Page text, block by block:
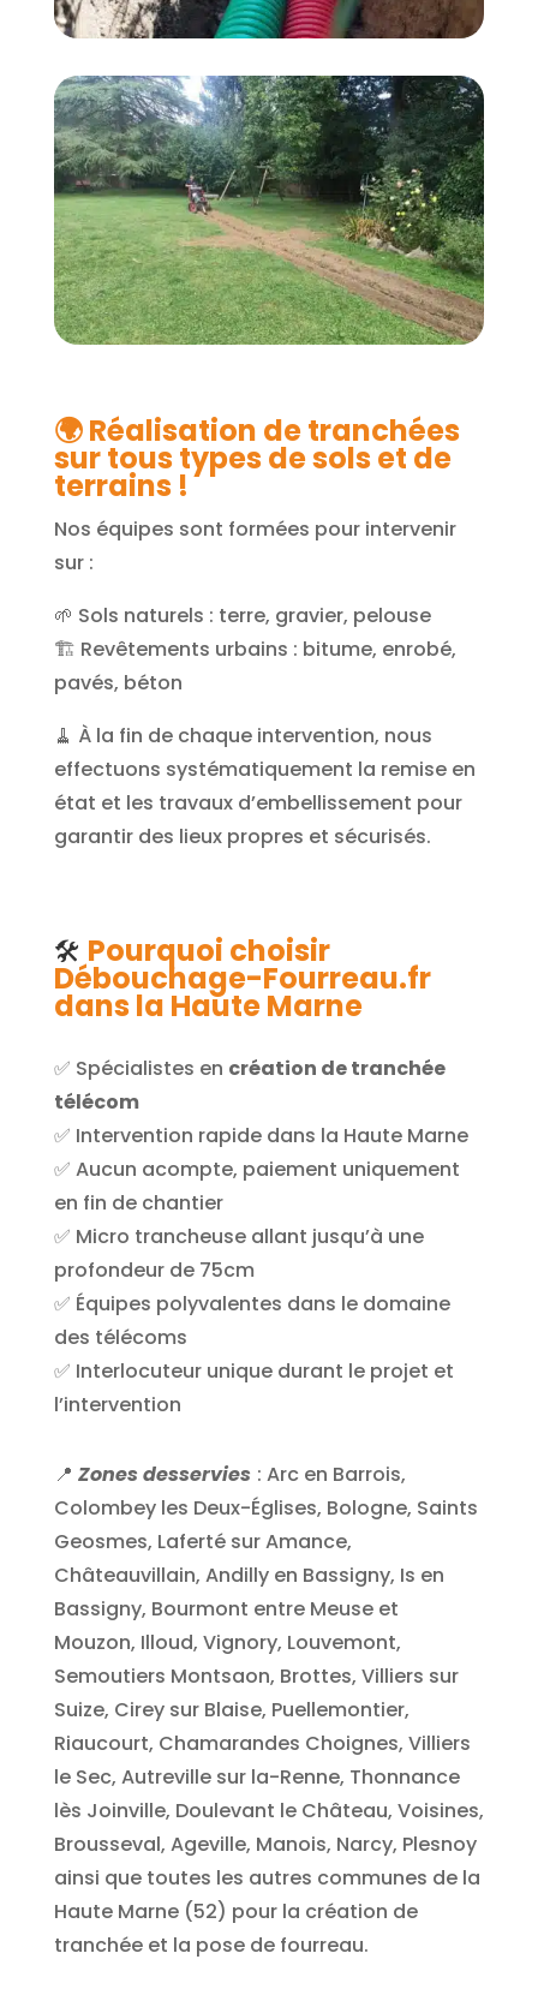
🌍 Réalisation de tranchées
sur tous types de sols et de
terrains !
Nos équipes sont formées pour intervenir
sur :
🌱 Sols naturels : terre, gravier, pelouse
🏗️ Revêtements urbains : bitume, enrobé,
pavés, béton
🧹 À la fin de chaque intervention, nous
effectuons systématiquement la remise en
état et les travaux d’embellissement pour
garantir des lieux propres et sécurisés.
🛠️ Pourquoi choisir
Débouchage-Fourreau.fr
dans la Haute Marne
✅ Spécialistes en création de tranchée
télécom
✅ Intervention rapide dans la Haute Marne
✅ Aucun acompte, paiement uniquement
en fin de chantier
✅ Micro trancheuse allant jusqu’à une
profondeur de 75cm
✅ Équipes polyvalentes dans le domaine
des télécoms
✅ Interlocuteur unique durant le projet et
l’intervention
📍 Zones desservies : Arc en Barrois,
Colombey les Deux-Églises, Bologne, Saints
Geosmes, Laferté sur Amance,
Châteauvillain, Andilly en Bassigny, Is en
Bassigny, Bourmont entre Meuse et
Mouzon, Illoud, Vignory, Louvemont,
Semoutiers Montsaon, Brottes, Villiers sur
Suize, Cirey sur Blaise, Puellemontier,
Riaucourt, Chamarandes Choignes, Villiers
le Sec, Autreville sur la-Renne, Thonnance
lès Joinville, Doulevant le Château, Voisines,
Brousseval, Ageville, Manois, Narcy, Plesnoy
ainsi que toutes les autres communes de la
Haute Marne (52) pour la création de
tranchée et la pose de fourreau.